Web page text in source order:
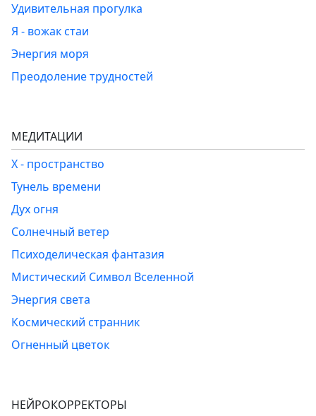
Удивительная прогулка
Я - вожак стаи
Энергия моря
Преодоление трудностей
МЕДИТАЦИИ
Х - пространство
Тунель времени
Дух огня
Солнечный ветер
Психоделическая фантазия
Мистический Символ Вселенной
Энергия света
Космический странник
Огненный цветок
НЕЙРОКОРРЕКТОРЫ